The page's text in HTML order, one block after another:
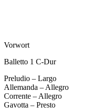
Vorwort
Balletto 1 C-Dur
Preludio – Largo
Allemanda – Allegro
Corrente – Allegro
Gavotta – Presto